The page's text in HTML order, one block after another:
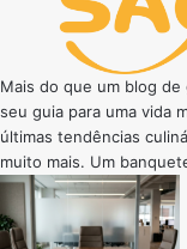
Mais do que um blog de
seu guia para uma vida
últimas tendências
muito mais. Um